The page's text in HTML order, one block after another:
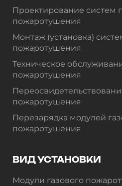
Проектирование систем
пожаротушения
Монтаж (установка)
пожаротушения
Техническое
пожаротушения
пожаротушения
Перезарядка модулей
пожаротушения
ВИД УСТАНОВКИ
Модули газового